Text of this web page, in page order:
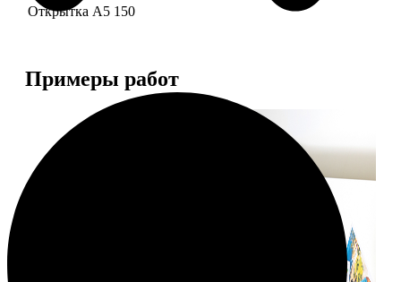
Открытка А5 150
Примеры работ